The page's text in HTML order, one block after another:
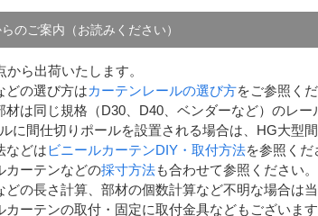
のご案内（お読みください）
から出荷いたします。
どの選び方はカーテンレールの選び方をご参照くだ
材は同じ規格（D30、D40、ベンダーなど）のレー
に間仕切りポールを設置される場合は、HG大型
などはビニールカーテンDIY・取付方法を参照くだ
カーテンなどの採寸方法も合わせて参照ください。
どの長さ計算、部材の個数計算など不明な場合は
カーテンの取付・固定に取付金具などもございます